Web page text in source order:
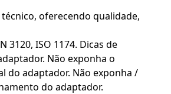
oferecendo qualidade,
ISO 1174. Dicas de
Não exponha o
do adaptador. Não exponha /
do adaptador.